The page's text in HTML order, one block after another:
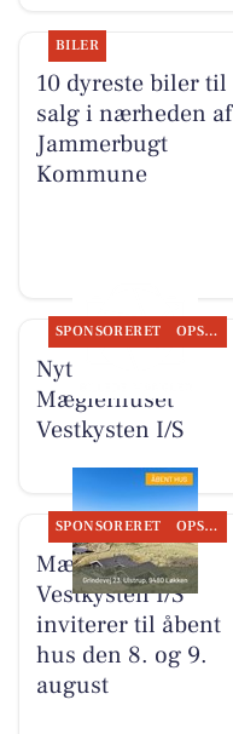
BILER
10 dyreste biler til
salg i nærheden af
Jammerbugt
Kommune
SPONSORERET OPSLAGSTAVLEN
Nyt fra
Mæglerhuset
Vestkysten I/S
SPONSORERET OPSLAGSTAVLEN
Mæglerhuset
Vestkysten I/S
inviterer til åbent
hus den 8. og 9.
august